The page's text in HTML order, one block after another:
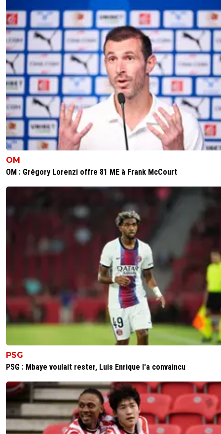
OM
OM : Grégory Lorenzi offre 81 ME à Frank McCourt
PSG
PSG : Mbaye voulait rester, Luis Enrique l'a convaincu